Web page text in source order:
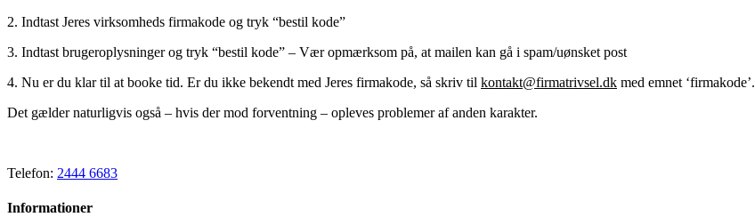
2. Indtast Jeres virksomheds firmakode og tryk “bestil kode”
3. Indtast brugeroplysninger og tryk “bestil kode” – Vær opmærksom på, at mailen kan gå i spam/uønsket post
4. Nu er du klar til at booke tid. Er du ikke bekendt med Jeres firmakode, så skriv til kontakt@firmatrivsel.dk med emnet ‘firmakode’.
Det gælder naturligvis også – hvis der mod forventning – opleves problemer af anden karakter.
Telefon: 2444 6683
Informationer